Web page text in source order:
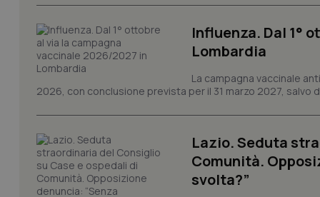
Influenza. Dal 1°
Lombardia
La campagna vaccinale
2026, con conclusione prevista per il 31 marzo 2027, salvo
Lazio. Seduta
Comunità.
svolta?”
PHPSESSID
_ga_KM60CM4NPH
Nome
Nome
VISITOR_INFO1_LIVE